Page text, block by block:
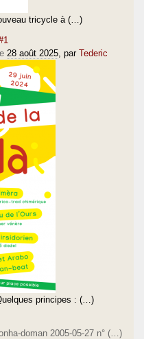
tricycle à (…)
28 août 2025 , par Tederic
principes : (…)
doman 2005-05-27 n° (…)